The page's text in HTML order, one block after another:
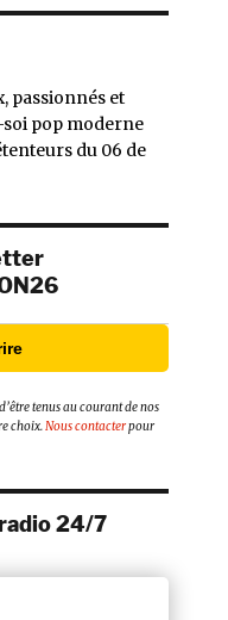
passionnés et
pop moderne
du 06 de
tenus au courant de nos
choix.Nous contacterpour
24/7